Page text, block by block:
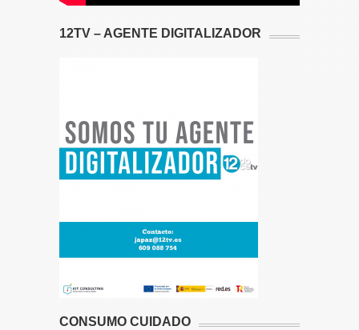
12TV – AGENTE DIGITALIZADOR
CONSUMO CUIDADO